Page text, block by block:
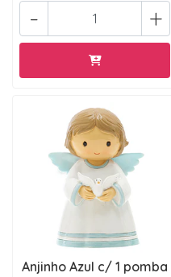
+
-
Anjinho Azul c/ 1 pomba